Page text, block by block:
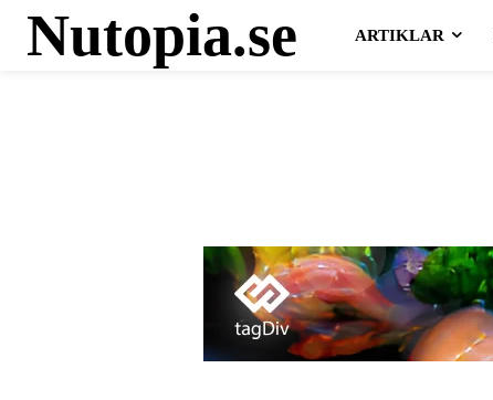
Nutopia.se ARTIKLAR